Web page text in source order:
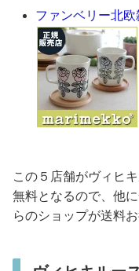
ファンベリー北
この５店舗がヴィヒ
無料となるので、他
らのショップが送料お